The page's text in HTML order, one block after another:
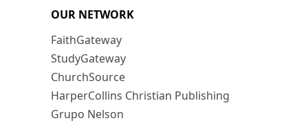
OUR NETWORK
FaithGateway
StudyGateway
ChurchSource
HarperCollins Christian Publishing
Grupo Nelson